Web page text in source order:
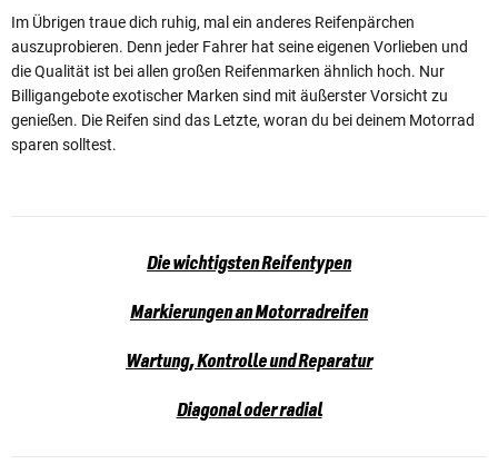
Im Übrigen traue dich ruhig, mal ein anderes Reifenpärchen
auszuprobieren. Denn jeder Fahrer hat seine eigenen Vorlieben und
die Qualität ist bei allen großen Reifenmarken ähnlich hoch. Nur
Billigangebote exotischer Marken sind mit äußerster Vorsicht zu
genießen. Die Reifen sind das Letzte, woran du bei deinem Motorrad
sparen solltest.
Die wichtigsten Reifentypen
Markierungen an Motorradreifen
Wartung, Kontrolle und Reparatur
Diagonal oder radial